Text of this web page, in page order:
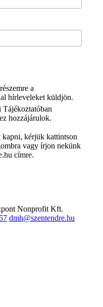
www.szentendreprogram.hu oldal hírleveleket küldjön.
foglaltakat és adataim kezeléséhez hozzájárulok.
kérjük kattintson
vagy írjon nekünk
címre.
Nonprofit Kft.
dmh@szentendre.hu